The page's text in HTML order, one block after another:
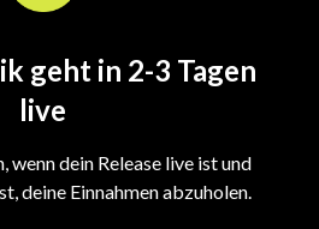
geht in 2-3 Tagen
live
dein Release live ist und
deine Einnahmen abzuholen.